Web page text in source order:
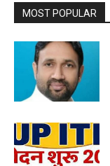
MOST POPULAR